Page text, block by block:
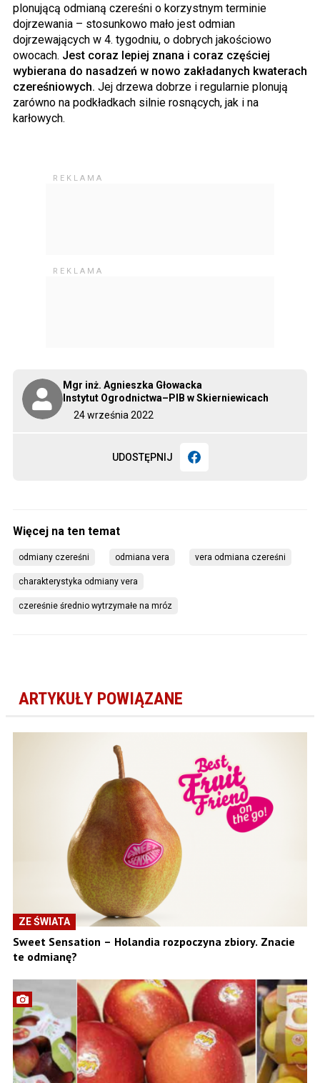
24 września 2022
Mgr inż. Agnieszka Głowacka
Instytut Ogrodnictwa–PIB w Skierniewicach
UDOSTĘPNIJ
plonującą odmianą czereśni o korzystnym terminie
dojrzewania – stosunkowo mało jest odmian
dojrzewających w 4. tygodniu, o dobrych jakościowo
owocach. Jest coraz lepiej znana i coraz częściej
wybierana do nasadzeń w nowo zakładanych kwaterach
czereśniowych. Jej drzewa dobrze i regularnie plonują
zarówno na podkładkach silnie rosnących, jak i na
karłowych.
odmiany czereśni odmiana vera vera odmiana czereśni
charakterystyka odmiany vera
czereśnie średnio wytrzymałe na mróz
ARTYKUŁY POWIĄZANE
ZE ŚWIATA
Sweet Sensation – Holandia rozpoczyna zbiory. Znacie
te odmianę?